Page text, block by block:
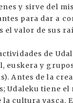
y sirve del
para dar a
el valor de sus
de
euskera y
Antes de la
Udaleku tiene
cultura vasca.